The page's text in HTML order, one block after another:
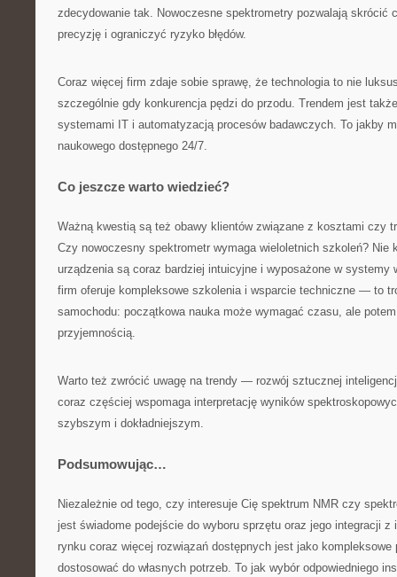
zdecydowanie tak. Nowoczesne spektrometry pozwalają skrócić
precyzję i ograniczyć ryzyko błędów.
Coraz więcej firm zdaje sobie sprawę, że technologia to nie
szczególnie gdy konkurencja pędzi do przodu. Trendem jest
systemami IT i automatyzacją procesów badawczych. To jakby
naukowego dostępnego 24/7.
Co jeszcze warto wiedzieć?
Ważną kwestią są też obawy klientów związane z kosztami czy
Czy nowoczesny spektrometr wymaga wieloletnich szkoleń? Nie
urządzenia są coraz bardziej intuicyjne i wyposażone w systemy
firm oferuje kompleksowe szkolenia i wsparcie techniczne — to
samochodu: początkowa nauka może wymagać czasu, ale
przyjemnością.
Warto też zwrócić uwagę na trendy — rozwój sztucznej
coraz częściej wspomaga interpretację wyników
szybszym i dokładniejszym.
Podsumowując…
Niezależnie od tego, czy interesuje Cię spektrum NMR czy
jest świadome podejście do wyboru sprzętu oraz jego integracji
rynku coraz więcej rozwiązań dostępnych jest jako kompleksowe
dostosować do własnych potrzeb. To jak wybór odpowiedniego